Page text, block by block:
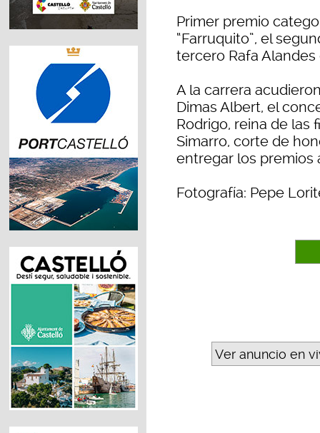
Primer premio
“Farruquito”, el
tercero Rafa Alandes
A la carrera
Dimas Albert, el
Rodrigo, reina de las
Simarro, corte de
entregar los premios
Fotografía: Pepe
Ver anuncio en